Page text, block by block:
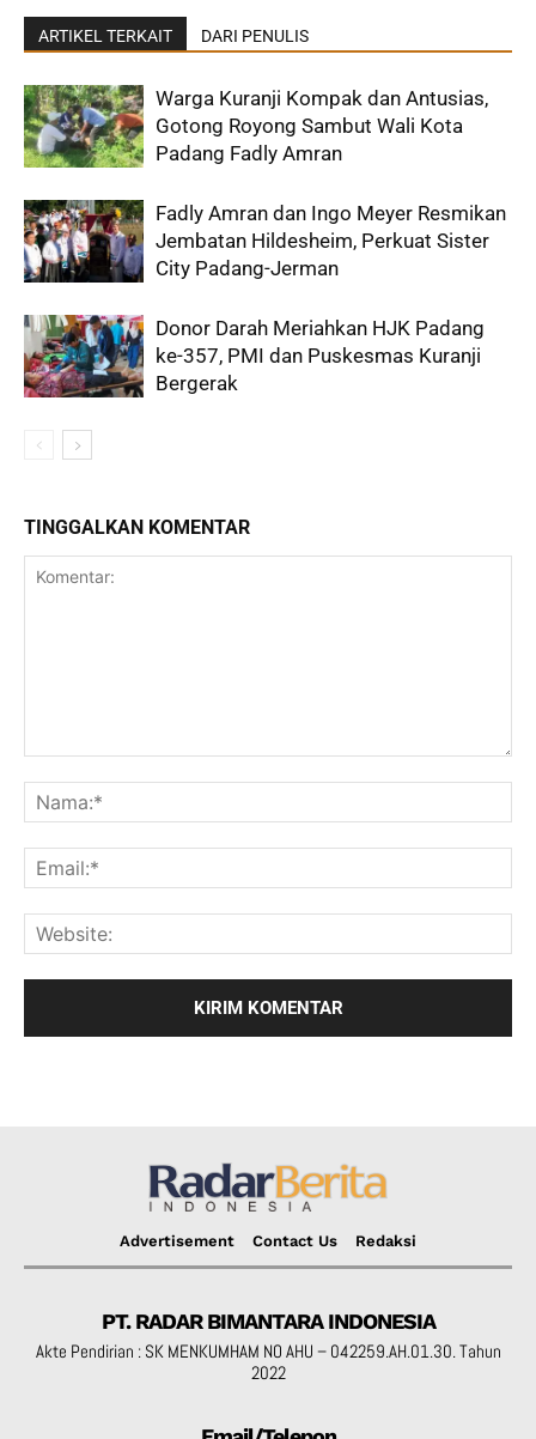
ARTIKEL TERKAIT DARI PENULIS
Warga Kuranji Kompak dan Antusias,
Gotong Royong Sambut Wali Kota
Padang Fadly Amran
Fadly Amran dan Ingo Meyer Resmikan
Jembatan Hildesheim, Perkuat Sister
City Padang-Jerman
Donor Darah Meriahkan HJK Padang
ke-357, PMI dan Puskesmas Kuranji
Bergerak
TINGGALKAN KOMENTAR
Advertisement Contact Us Redaksi
PT. RADAR BIMANTARA INDONESIA
Akte Pendirian : SK MENKUMHAM NO AHU – 042259.AH.01.30. Tahun
2022